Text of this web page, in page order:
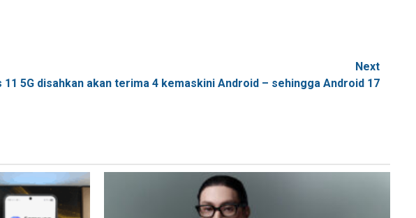
Next
11 5G disahkan akan terima 4 kemaskini Android – sehingga Android 17